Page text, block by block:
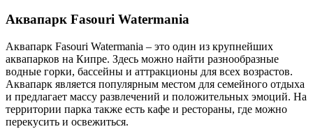
Аквапарк Fasouri Watermania
Аквапарк Fasouri Watermania – это один из крупнейших
аквапарков на Кипре. Здесь можно найти разнообразные
водные горки, бассейны и аттракционы для всех возрастов.
Аквапарк является популярным местом для семейного отдыха
и предлагает массу развлечений и положительных эмоций. На
территории парка также есть кафе и рестораны, где можно
перекусить и освежиться.